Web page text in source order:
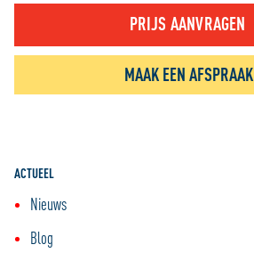
PRIJS AANVRAGEN
MAAK EEN AFSPRAAK
ACTUEEL
Nieuws
Blog